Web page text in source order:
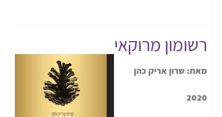
רשומון מרוקאי
מאת: שרון אריק כהן
2020